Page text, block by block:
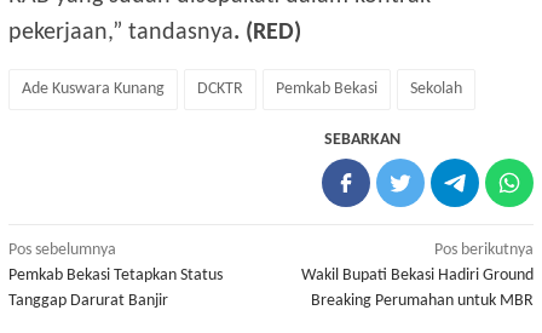
pekerjaan,” tandasnya. (RED)
Ade Kuswara Kunang DCKTR Pemkab Bekasi Sekolah
SEBARKAN
Navigasi
pos
Pos sebelumnya
Pemkab Bekasi Tetapkan Status
Tanggap Darurat Banjir
Pos berikutnya
Wakil Bupati Bekasi Hadiri Ground
Breaking Perumahan untuk MBR